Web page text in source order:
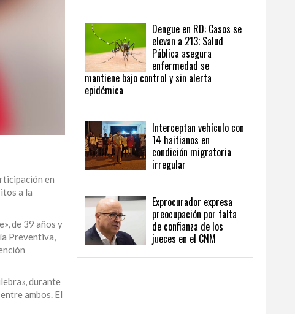
en
a la
de 39 años y
Preventiva,
durante
ambos. El
Dengue en RD: Casos se
elevan a 213; Salud
Pública asegura
enfermedad se
mantiene bajo control y sin alerta
epidémica
Interceptan vehículo con
14 haitianos en
condición migratoria
irregular
Exprocurador expresa
preocupación por falta
de confianza de los
jueces en el CNM